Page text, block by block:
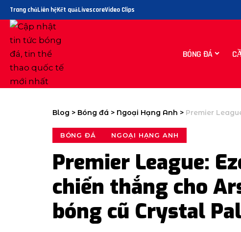
Trang chủLiên hệKết quảLivescoreVideo Clips
BÓNG ĐÁ
Blog > Bóng đá > Ngoại Hạng Anh > Premier League: Eze
BÓNG ĐÁ NGOẠI HẠNG ANH
Premier League:
chiến thắng cho
bóng cũ Crystal